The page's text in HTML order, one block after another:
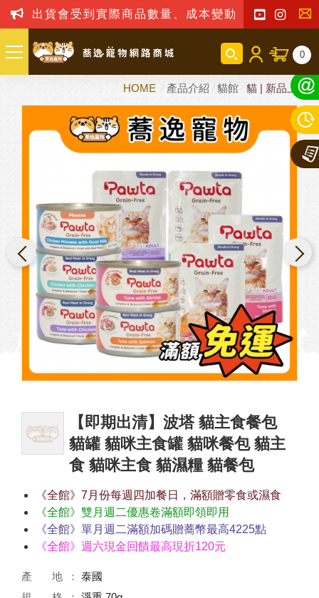
出貨會受到實際商品數量、成本變動之影響，我
聯
我
們
0
HOME 產品介紹 貓館 貓 | 新品上市
【即期出清】波塔 貓主食餐包
貓罐 貓咪主食罐 貓咪餐包 貓主
食 貓咪主食 貓濕糧 貓餐包
《全館》7月份每週四加餐日，滿額贈零食或濕食
《全館》雙月週二優惠卷滿額即領即用
《全館》單月週二滿額加碼贈蕎幣最高4225點
《全館》週六現金回饋最高現折120元
產 地
泰國